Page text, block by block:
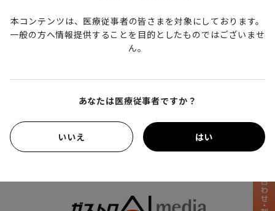
代表者
穂苅量太
防衛医科大学校消化器内科
e-mail：gm8th2022@ndmc.ac.jp
本コンテンツは、医療従事者の皆さまを対象にしております。
一般の方へ情報提供することを目的としたものではございませ
ん。
あなたは医療従事者ですか？
いいえ はい